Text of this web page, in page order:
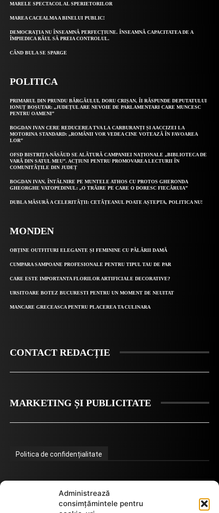
Administrează
consimțămintele pentru
MARELE SPECTACOL AL SPERIETORILOR
MAREA CACEALMA A BINELUI PUBLIC!
DEMOCRAȚIA NU ÎNSEAMNĂ PERFECȚIUNE. ÎNSEAMNĂ CAPACITATEA DE A
ÎMPIEDICA RĂUL SĂ PREIA CONTROLUL.
CÂND BULA SE SPARGE
POLITICA
PRIMARUL DIN PRUNDU BÂRGĂULUI, DORU CRIȘAN, ÎI RĂSPUNDE DEPUTATULUI
IONUȚ BOȘUTAR: „JUDEȚUL ARE NEVOIE DE PARLAMENTARI CARE MUNCESC
PENTRU OAMENI”
BOGDAN IVAN CERE REDUCEREA TVA LA CARBURANȚI ȘI AACCIZEI LA
MOTORINA STANDARD: „ROMÂNII VOR VEDEA CINE VOTEAZĂ ÎN FAVOAREA
LOR”
OFSD BISTRIȚA-NĂSĂUD SE ALĂTURĂ CAMPANIEI NAȚIONALE „BIBLIOTECA DE
VARĂ DIN SATUL MEU”. ACȚIUNI PENTRU PROMOVAREA LECTURII ÎN
COMUNITĂȚILE DIN JUDEȚ
BOGDAN IVAN, ÎNTÂLNIRE PE MUNTELE ATHOS CU PROTOS GHERONDA
GHEORGHE VATOPEDINUL: „O TRĂIRE PE CARE O DORESC FIECĂRUIA”
DUBLA MĂSURĂ A CELERITĂȚII: CETĂȚEANUL POATE AȘTEPTA, POLITICA NU!
MONDEN
OBȚINE OUTFITURI ELEGANTE ȘI FEMININE CU PĂLĂRII DAMĂ
CUMPARA SAMPOANE PROFESIONALE PENTRU TIPUL TAU DE PAR
CARE ESTE IMPORTANTA FLORILOR ARTIFICIALE DECORATIVE?
URSITOARE BOTEZ BUCURESTI PENTRU UN MOMENT DE NEUITAT
MANCARE GRECEASCA PENTRU PLACEREA TA CULINARA
CONTACT REDACȚIE
MARKETING ȘI PUBLICITATE
Politica de confidențialitate
Termeni de utilizare